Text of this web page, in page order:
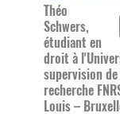
Théo
Schwers,
étudiant en
droit à
supervision
recherche
Louis –